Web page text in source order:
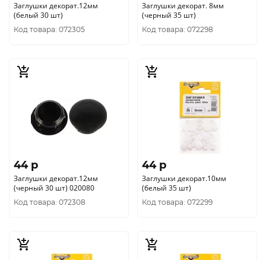
Заглушки декорат.12мм
(белый 30 шт)
Код товара: 072305
Заглушки декорат. 8мм
(черный 35 шт)
Код товара: 072298
44 p
Заглушки декорат.12мм
(черный 30 шт) 020080
Код товара: 072308
44 p
Заглушки декорат.10мм
(белый 35 шт)
Код товара: 072299